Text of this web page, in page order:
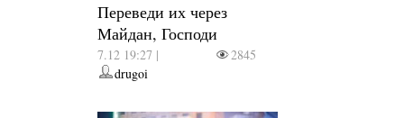
Переведи их через
Майдан, Господи
7.12 19:27 |
2845
drugoi